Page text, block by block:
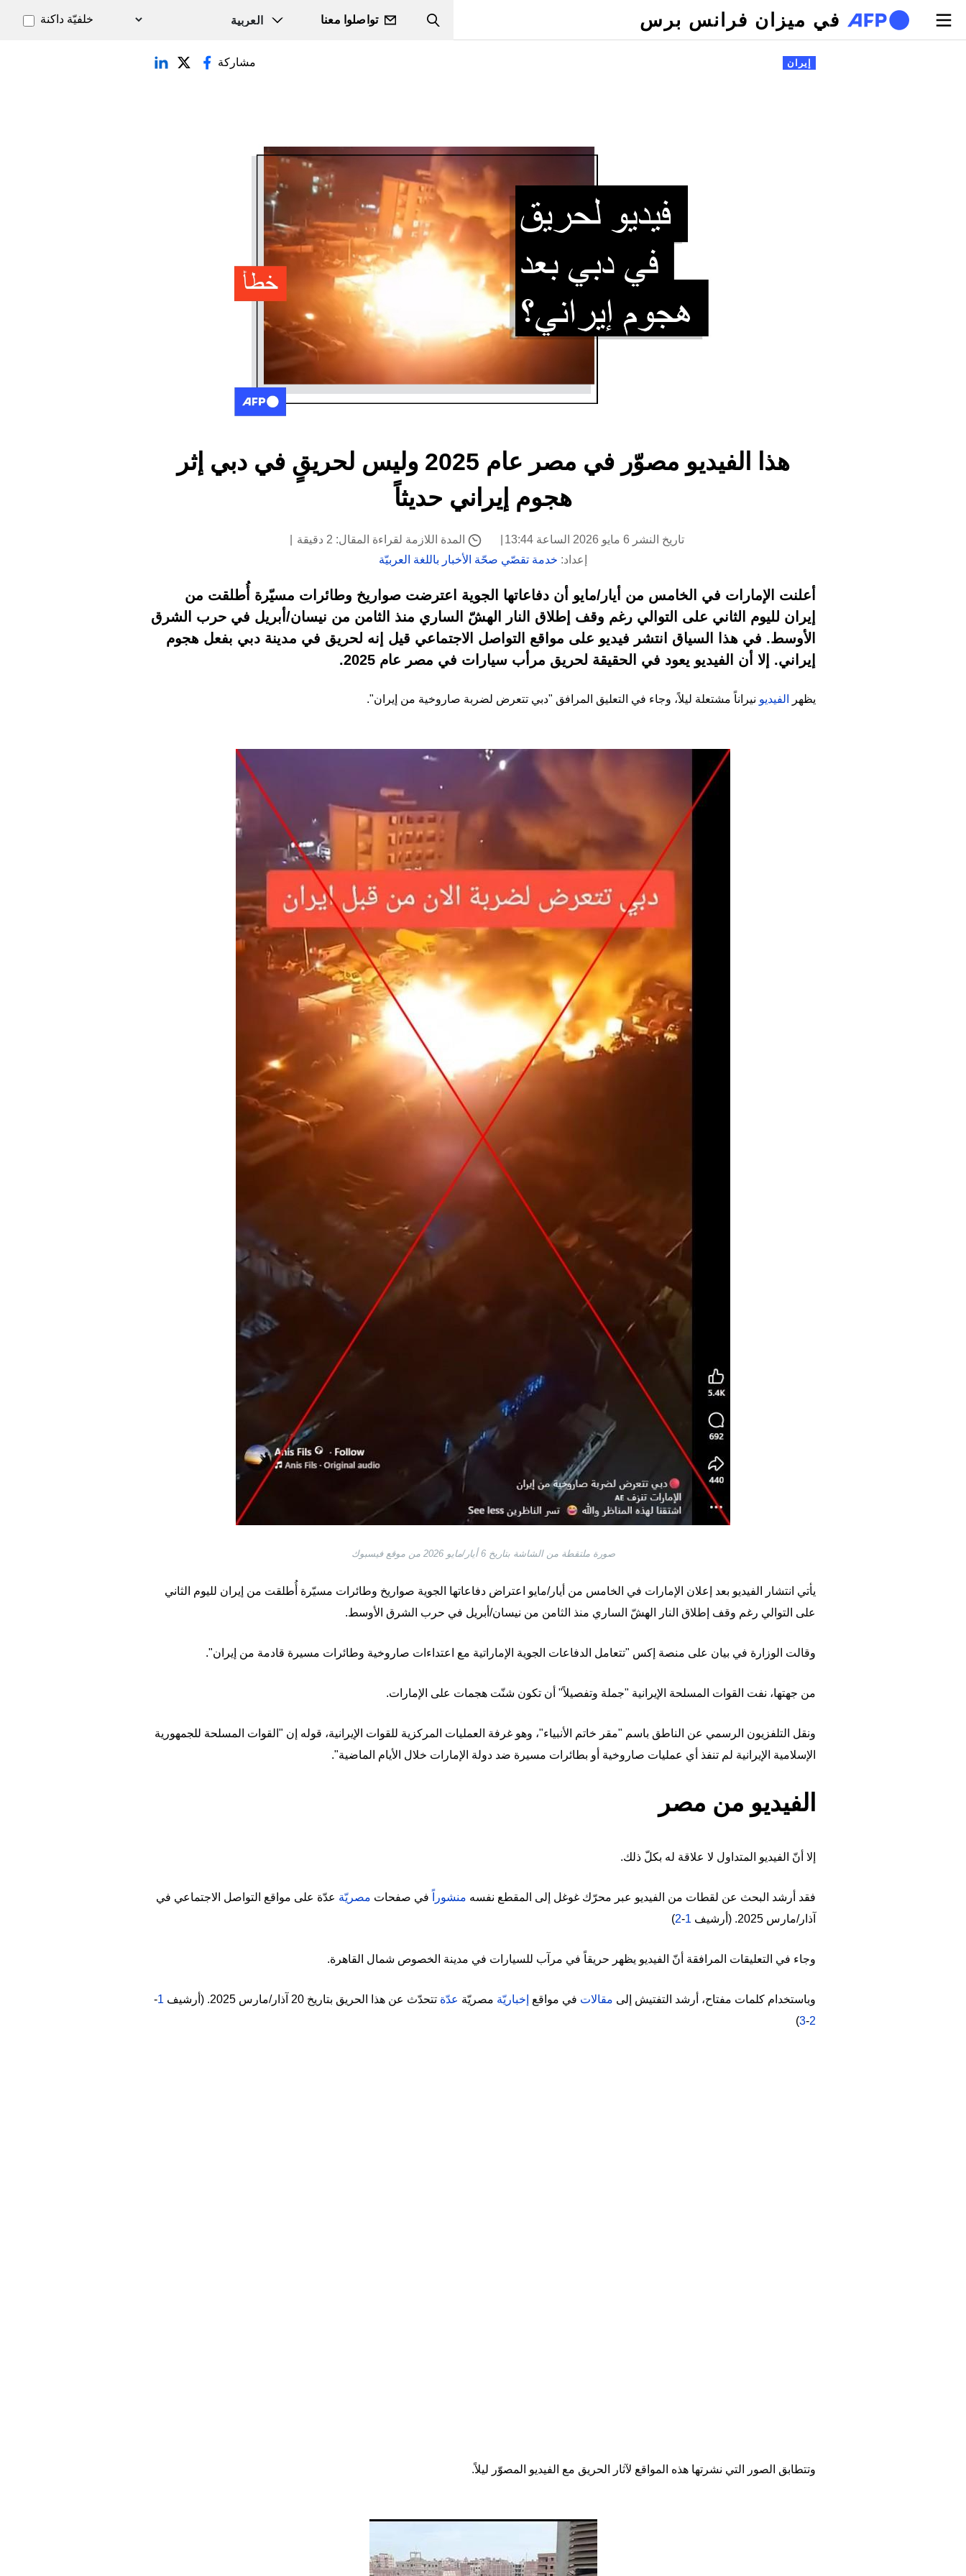
تجاوز إلى المحتوى الرئيسي
في ميزان فرانس برس Search
تواصلوا معنا خلفيّة داكنة
التبويبات الأساسية
إيران مشاركة
هذا الفيديو مصوّر في مصر عام 2025 وليس لحريقٍ في دبي إثر
هجوم إيراني حديثاً
تاريخ النشر 6 مايو 2026 الساعة 13:44
المدة اللازمة لقراءة المقال: 2 دقيقة
إعداد: خدمة تقصّي صحّة الأخبار باللغة العربيّة
أعلنت الإمارات في الخامس من أيار/مايو أن دفاعاتها الجوية اعترضت صواريخ وطائرات مسيّرة أُطلقت من
إيران لليوم الثاني على التوالي رغم وقف إطلاق النار الهشّ الساري منذ الثامن من نيسان/أبريل في حرب الشرق
الأوسط. في هذا السياق انتشر فيديو على مواقع التواصل الاجتماعي قيل إنه لحريق في مدينة دبي بفعل هجوم
إيراني. إلا أن الفيديو يعود في الحقيقة لحريق مرأب سيارات في مصر عام 2025.
يظهر الفيديو نيراناً مشتعلة ليلاً، وجاء في التعليق المرافق "دبي تتعرض لضربة صاروخية من إيران".
صورة ملتقطة من الشاشة بتاريخ 6 أيار/مايو 2026 من موقع فيسبوك
يأتي انتشار الفيديو بعد إعلان الإمارات في الخامس من أيار/مايو اعتراض دفاعاتها الجوية صواريخ وطائرات مسيّرة أُطلقت من إيران لليوم الثاني
على التوالي رغم وقف إطلاق النار الهشّ الساري منذ الثامن من نيسان/أبريل في حرب الشرق الأوسط.
وقالت الوزارة في بيان على منصة إكس "تتعامل الدفاعات الجوية الإماراتية مع اعتداءات صاروخية وطائرات مسيرة قادمة من إيران".
من جهتها، نفت القوات المسلحة الإيرانية "جملة وتفصيلاً" أن تكون شنّت هجمات على الإمارات.
ونقل التلفزيون الرسمي عن الناطق باسم "مقر خاتم الأنبياء"، وهو غرفة العمليات المركزية للقوات الإيرانية، قوله إن "القوات المسلحة للجمهورية
الإسلامية الإيرانية لم تنفذ أي عمليات صاروخية أو بطائرات مسيرة ضد دولة الإمارات خلال الأيام الماضية".
الفيديو من مصر
إلا أنّ الفيديو المتداول لا علاقة له بكلّ ذلك.
فقد أرشد البحث عن لقطات من الفيديو عبر محرّك غوغل إلى المقطع نفسه منشوراً في صفحات مصريّة عدّة على مواقع التواصل الاجتماعي في
آذار/مارس 2025. (أرشيف
1
-
2
)
وجاء في التعليقات المرافقة أنّ الفيديو يظهر حريقاً في مرآب للسيارات في مدينة الخصوص شمال القاهرة.
وباستخدام كلمات مفتاح، أرشد التفتيش إلى مقالات في مواقع إخباريّة مصريّة عدّة تتحدّث عن هذا الحريق بتاريخ 20 آذار/مارس 2025. (أرشيف 1
-
2
-
3
)
وتتطابق الصور التي نشرتها هذه المواقع لآثار الحريق مع الفيديو المصوّر ليلاً.